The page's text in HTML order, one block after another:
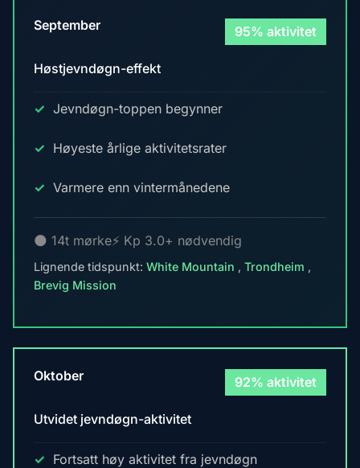
September 95% aktivitet
Høstjevndøgn-effekt
Jevndøgn-toppen begynner
Høyeste årlige aktivitetsrater
Varmere enn vintermånedene
🌑 14t mørke⚡ Kp 3.0+ nødvendig
Lignende tidspunkt: White Mountain , Trondheim ,
Brevig Mission
Oktober 92% aktivitet
Utvidet jevndøgn-aktivitet
Fortsatt høy aktivitet fra jevndøgn